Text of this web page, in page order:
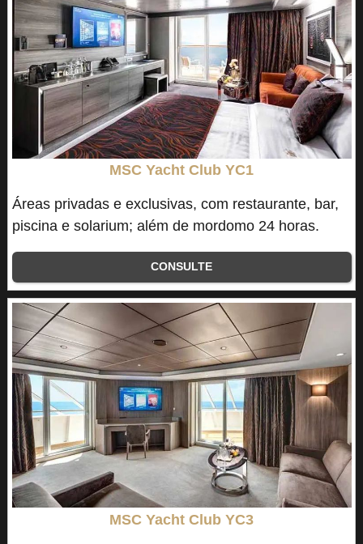
MSC Yacht Club YC1
Áreas privadas e exclusivas, com restaurante, bar,
piscina e solarium; além de mordomo 24 horas.
CONSULTE
MSC Yacht Club YC3